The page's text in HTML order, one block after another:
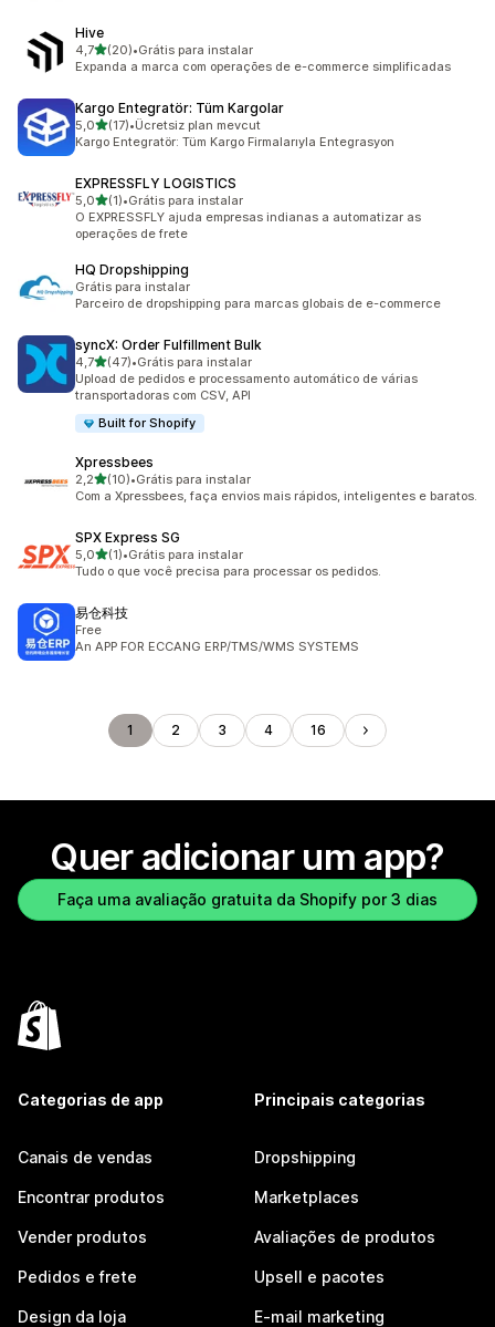
Hive
4,7de 5 estrelas
(20)
20 avaliações ao todo
•Grátis para instalar
Expanda a marca com operações de e-commerce simplificadas
Kargo Entegratör: Tüm Kargolar
5,0de 5 estrelas
(17)
17 avaliações ao todo
•Ücretsiz plan mevcut
Kargo Entegratör: Tüm Kargo Firmalarıyla Entegrasyon
EXPRESSFLY LOGISTICS
5,0de 5 estrelas
(1)
1 avaliações ao todo
•Grátis para instalar
O EXPRESSFLY ajuda empresas indianas a automatizar as
operações de frete
HQ Dropshipping
Grátis para instalar
Parceiro de dropshipping para marcas globais de e-commerce
syncX: Order Fulfillment Bulk
4,7de 5 estrelas
(47)
47 avaliações ao todo
•Grátis para instalar
Upload de pedidos e processamento automático de várias
transportadoras com CSV, API
Built for Shopify
Xpressbees
2,2de 5 estrelas
(10)
10 avaliações ao todo
•Grátis para instalar
Com a Xpressbees, faça envios mais rápidos, inteligentes e baratos.
SPX Express SG
5,0de 5 estrelas
(1)
1 avaliações ao todo
•Grátis para instalar
Tudo o que você precisa para processar os pedidos.
易仓科技
Free
An APP FOR ECCANG ERP/TMS/WMS SYSTEMS
1 2 3 4 16
Quer adicionar um app?
Faça uma avaliação gratuita da Shopify por 3 dias
Categorias de app
Canais de vendas
Encontrar produtos
Vender produtos
Pedidos e frete
Design da loja
Principais categorias
Dropshipping
Marketplaces
Avaliações de produtos
Upsell e pacotes
E-mail marketing